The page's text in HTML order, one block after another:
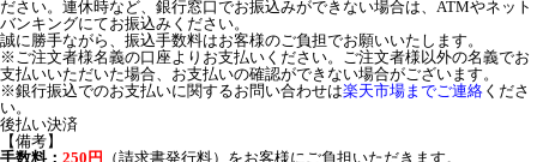
ださい。連休時など、銀行窓口でお振込みができない場合は、ATMやネット
バンキングにてお振込みください。
誠に勝手ながら、振込手数料はお客様のご負担でお願いいたします。
※ご注文者様名義の口座よりお支払いください。ご注文者様以外の名義でお
支払いいただいた場合、お支払いの確認ができない場合がございます。
※銀行振込でのお支払いに関するお問い合わせは楽天市場までご連絡 くださ
い。
後払い決済
【備考】
手数料： 250円
（請求書発行料）をお客様にご負担いただきます。